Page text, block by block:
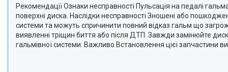
Рекомендації Ознаки несправності Пульсація на педалі
поверхні диска. Наслідки несправності Зношені або
системи та можуть спричинити повний відказ гальм що
виявленні тріщин биття або після ДТП. Завжди замінюйте
гальмівної системи. Важливо Встановлення цієї запчастини